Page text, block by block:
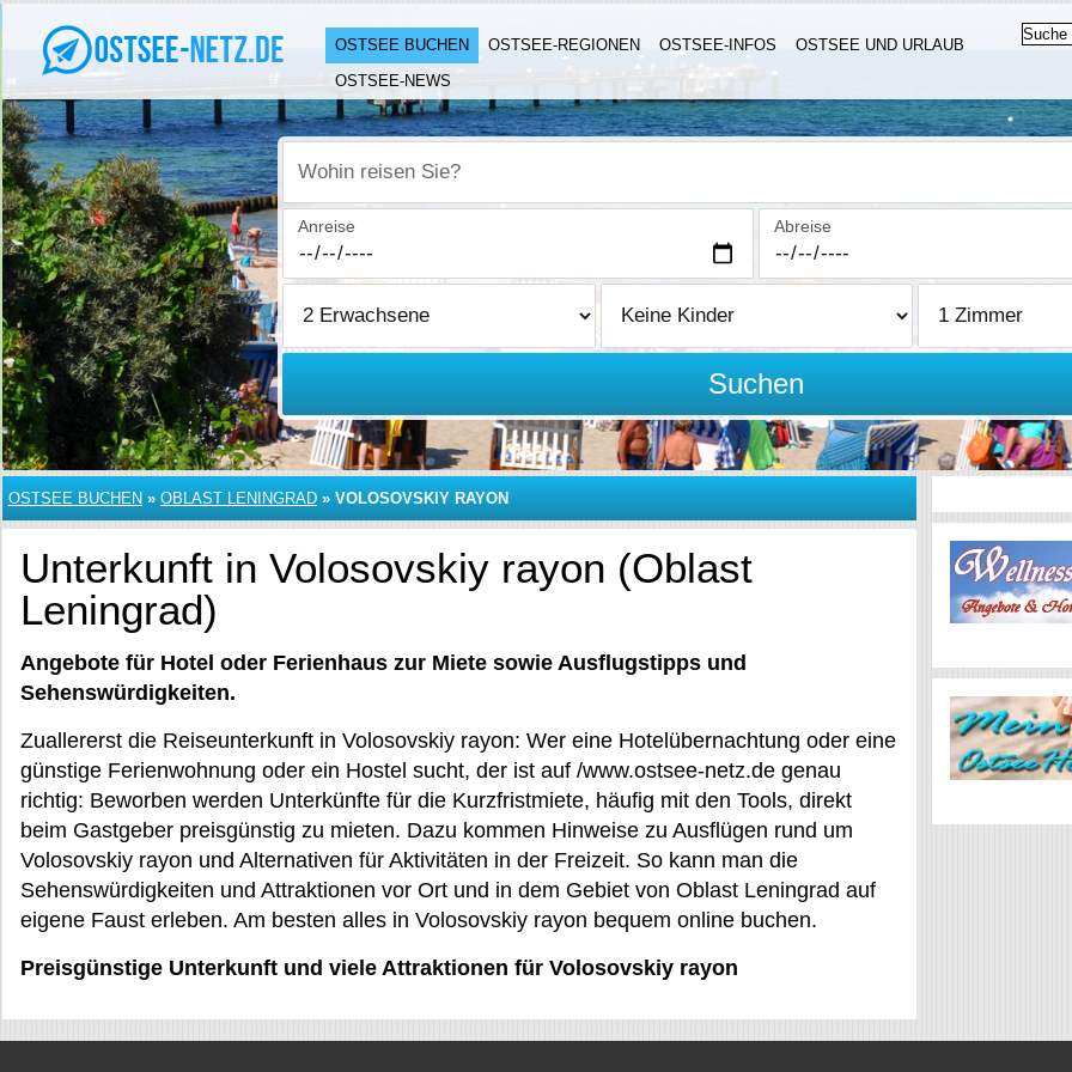
OSTSEE BUCHEN OSTSEE-REGIONEN OSTSEE-INFOS
OSTSEE UND URLAUB
OSTSEE-NEWS
Wohin reisen Sie?
Anreise Abreise
Suchen
OSTSEE BUCHEN » OBLAST LENINGRAD » VOLOSOVSKIY RAYON
Unterkunft in Volosovskiy rayon (Oblast
Leningrad)
Angebote für Hotel oder Ferienhaus zur Miete sowie Ausflugstipps und
Sehenswürdigkeiten.
Zuallererst die Reiseunterkunft in Volosovskiy rayon: Wer eine Hotelübernachtung oder eine
günstige Ferienwohnung oder ein Hostel sucht, der ist auf /www.ostsee-netz.de genau
richtig: Beworben werden Unterkünfte für die Kurzfristmiete, häufig mit den Tools, direkt
beim Gastgeber preisgünstig zu mieten. Dazu kommen Hinweise zu Ausflügen rund um
Volosovskiy rayon und Alternativen für Aktivitäten in der Freizeit. So kann man die
Sehenswürdigkeiten und Attraktionen vor Ort und in dem Gebiet von Oblast Leningrad auf
eigene Faust erleben. Am besten alles in Volosovskiy rayon bequem online buchen.
Preisgünstige Unterkunft und viele Attraktionen für Volosovskiy rayon